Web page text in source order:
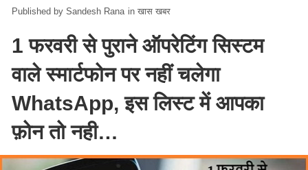
Sandesh Rana in खास खबर
1 फरवरी से पुराने ऑपरेटिंग सिस्टम
वाले स्मार्टफोन पर नहीं चलेगा
WhatsApp, इस लिस्ट में आपका
फ़ोन तो नही…